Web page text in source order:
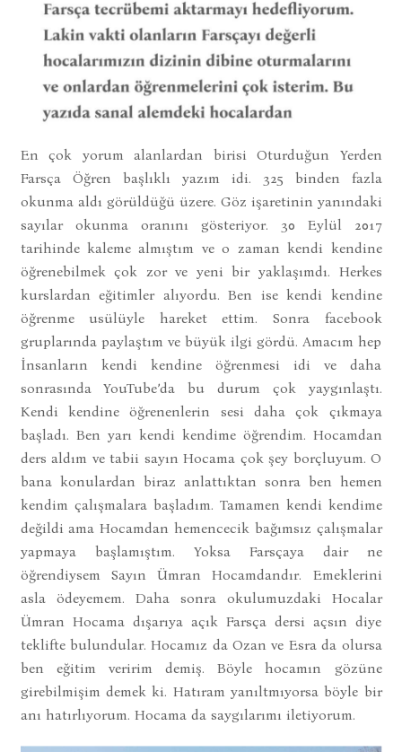
En çok yorum alanlardan birisi Oturduğun Yerden
Farsça Öğren başlıklı yazım idi. 325 binden fazla
okunma aldı görüldüğü üzere. Göz işaretinin yanındaki
sayılar okunma oranını gösteriyor. 30 Eylül 2017
tarihinde kaleme almıştım ve o zaman kendi kendine
öğrenebilmek çok zor ve yeni bir yaklaşımdı. Herkes
kurslardan eğitimler alıyordu. Ben ise kendi kendine
öğrenme usülüyle hareket ettim. Sonra facebook
gruplarında paylaştım ve büyük ilgi gördü. Amacım hep
İnsanların kendi kendine öğrenmesi idi ve daha
sonrasında YouTube’da bu durum çok yaygınlaştı.
Kendi kendine öğrenenlerin sesi daha çok çıkmaya
başladı. Ben yarı kendi kendime öğrendim. Hocamdan
ders aldım ve tabii sayın Hocama çok şey borçluyum. O
bana konulardan biraz anlattıktan sonra ben hemen
kendim çalışmalara başladım. Tamamen kendi kendime
değildi ama Hocamdan hemencecik bağımsız çalışmalar
yapmaya başlamıştım. Yoksa Farsçaya dair ne
öğrendiysem Sayın Ümran Hocamdandır. Emeklerini
asla ödeyemem. Daha sonra okulumuzdaki Hocalar
Ümran Hocama dışarıya açık Farsça dersi açsın diye
teklifte bulundular. Hocamız da Ozan ve Esra da olursa
ben eğitim veririm demiş. Böyle hocamın gözüne
girebilmişim demek ki. Hatıram yanıltmıyorsa böyle bir
anı hatırlıyorum. Hocama da saygılarımı iletiyorum.